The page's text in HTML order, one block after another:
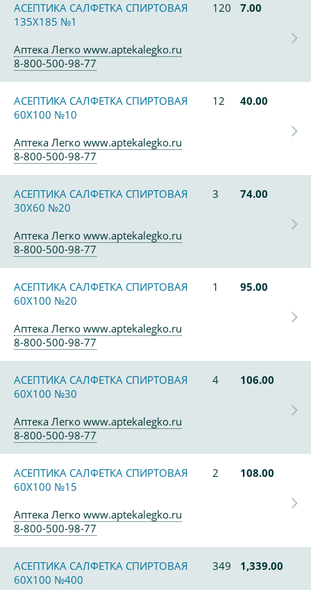
АСЕПТИКА САЛФЕТКА СПИРТОВАЯ
135Х185 №1
120 7.00
Аптека Легко www.aptekalegko.ru
8-800-500-98-77
АСЕПТИКА САЛФЕТКА СПИРТОВАЯ
60Х100 №10
12 40.00
Аптека Легко www.aptekalegko.ru
8-800-500-98-77
АСЕПТИКА САЛФЕТКА СПИРТОВАЯ
30Х60 №20
3 74.00
Аптека Легко www.aptekalegko.ru
8-800-500-98-77
АСЕПТИКА САЛФЕТКА СПИРТОВАЯ
60Х100 №20
1 95.00
Аптека Легко www.aptekalegko.ru
8-800-500-98-77
АСЕПТИКА САЛФЕТКА СПИРТОВАЯ
60Х100 №30
4 106.00
Аптека Легко www.aptekalegko.ru
8-800-500-98-77
АСЕПТИКА САЛФЕТКА СПИРТОВАЯ
60Х100 №15
2 108.00
Аптека Легко www.aptekalegko.ru
8-800-500-98-77
АСЕПТИКА САЛФЕТКА СПИРТОВАЯ
60Х100 №400
349 1,339.00